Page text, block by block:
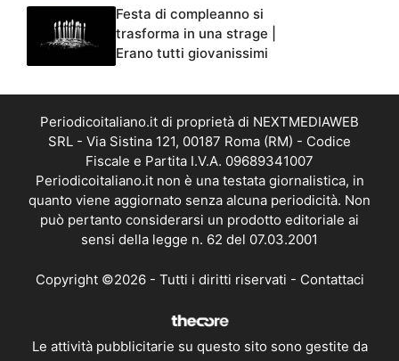
Festa di compleanno si
trasforma in una strage |
Erano tutti giovanissimi
Periodicoitaliano.it di proprietà di NEXTMEDIAWEB
SRL - Via Sistina 121, 00187 Roma (RM) - Codice
Fiscale e Partita I.V.A. 09689341007
Periodicoitaliano.it non è una testata giornalistica, in
quanto viene aggiornato senza alcuna periodicità. Non
può pertanto considerarsi un prodotto editoriale ai
sensi della legge n. 62 del 07.03.2001
Copyright ©2026 - Tutti i diritti riservati - Contattaci
Le attività pubblicitarie su questo sito sono gestite da